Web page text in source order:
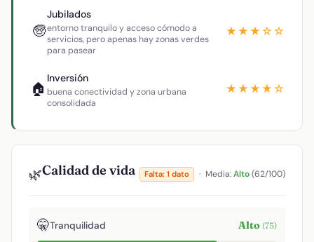
🧓
Jubilados
entorno tranquilo y acceso cómodo a
servicios, pero apenas hay zonas verdes
para pasear
★★★☆☆
🏠
Inversión
buena conectividad y zona urbana
consolidada
★★★★☆
🌿Calidad de vida Falta: 1 dato · Media:Alto(62/100)
🤫Tranquilidad Alto (75)